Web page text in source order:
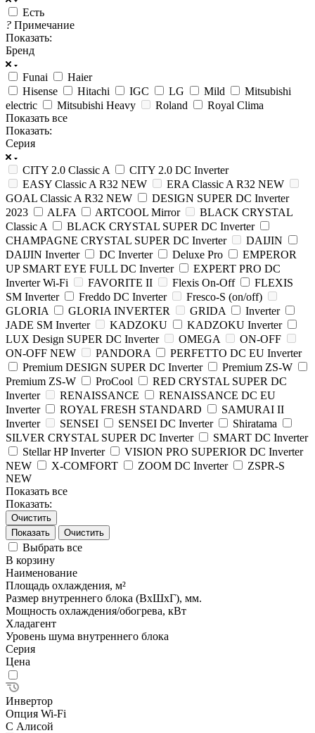
Есть
? Примечание
Показать:
Бренд
Funai
Haier
Hisense
Hitachi IGC LG Mild
Mitsubishi
electric
Mitsubishi Heavy Roland
Royal Clima
Показать все
Показать:
Серия
CITY 2.0 Classic A
CITY 2.0 DC Inverter
EASY Classic A R32 NEW
ERA Classic A R32 NEW
GOAL Classic A R32 NEW
DESIGN SUPER DC Inverter
2023
ALFA ARTCOOL Mirror
BLACK CRYSTAL
Classic A
BLACK CRYSTAL SUPER DC Inverter
CHAMPAGNE CRYSTAL SUPER DC Inverter
DAIJIN
DAIJIN Inverter
DC Inverter Deluxe Pro
EMPEROR
UP SMART EYE FULL DC Inverter
EXPERT PRO DC
Inverter Wi-Fi
FAVORITE II Flexis On-Off
FLEXIS
SM Inverter
Freddo DC Inverter
Fresco-S (on/off)
GLORIA
GLORIA INVERTER GRIDA
Inverter
JADE SM Inverter
KADZOKU
KADZOKU Inverter
LUX Design SUPER DC Inverter
OMEGA
ON-OFF
ON-OFF NEW
PANDORA
PERFETTO DC EU Inverter
Premium DESIGN SUPER DC Inverter
Premium ZS-W
Premium ZS-W
ProCool
RED CRYSTAL SUPER DC
Inverter
RENAISSANCE
RENAISSANCE DC EU
Inverter
ROYAL FRESH STANDARD
SAMURAI II
Inverter
SENSEI SENSEI DC Inverter
Shiratama
SILVER CRYSTAL SUPER DC Inverter
SMART DC Inverter
Stellar HP Inverter
VISION PRO SUPERIOR DC Inverter
NEW
X-COMFORT ZOOM DC Inverter
ZSPR-S
NEW
Показать все
Показать:
Очистить
Очистить
Выбрать все
В корзину
Наименование
Площадь охлаждения, м²
Размер внутреннего блока (ВхШхГ), мм.
Мощность охлаждения/обогрева, кВт
Хладагент
Уровень шума внутреннего блока
Серия
Цена
Инвертор
Опция Wi-Fi
С Алисой